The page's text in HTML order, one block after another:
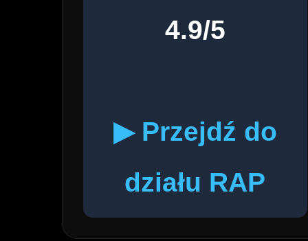
4.9/5
▶ Przejdź do
działu RAP